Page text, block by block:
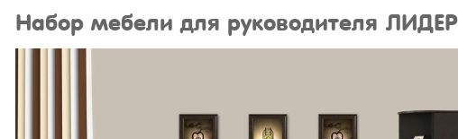
Набор мебели для руководителя